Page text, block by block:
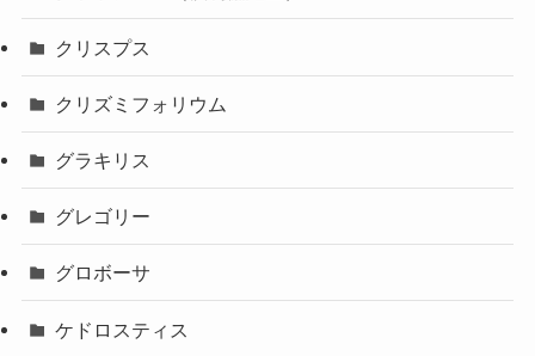
クリスプス
クリズミフォリウム
グラキリス
グレゴリー
グロボーサ
ケドロスティス